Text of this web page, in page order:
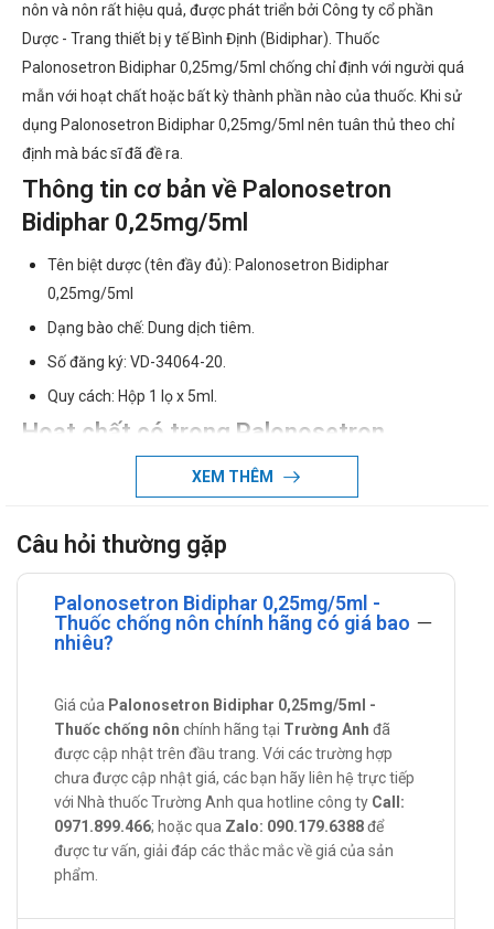
nôn và nôn rất hiệu quả, được phát triển bởi Công ty cổ phần
Dược - Trang thiết bị y tế Bình Định (Bidiphar). Thuốc
Palonosetron Bidiphar 0,25mg/5ml chống chỉ định với người quá
mẫn với hoạt chất hoặc bất kỳ thành phần nào của thuốc. Khi sử
dụng Palonosetron Bidiphar 0,25mg/5ml nên tuân thủ theo chỉ
định mà bác sĩ đã đề ra.
Thông tin cơ bản về Palonosetron
Bidiphar 0,25mg/5ml
Tên biệt dược (tên đầy đủ): Palonosetron Bidiphar
0,25mg/5ml
Dạng bào chế: Dung dịch tiêm.
Số đăng ký: VD-34064-20.
Quy cách: Hộp 1 lọ x 5ml.
Hoạt chất có trong Palonosetron
Bidiphar 0,25mg/5ml
Một số thông tin về thành phần của
Palonosetron Bidiphar 0,25mg/5ml
Palonosetron là một chất đối kháng thụ thể 5-
hydroxytryptamine 3 (5-HT 3 ) chọn lọc có ít hoặc không có ái
1A ; 5-HT 1B / C ; 5-HT 2 ; đối với α 1- , α 2- , hoặc β-
adrenoreceptors; cho dopamine-D 2 ; hoặc cho histamine-H 1
; benzodiazepin; độc tố picrotoxin hoặc opioid.
Tác dụng - Chỉ định của Palonosetron
Bidiphar 0,25mg/5ml
Buồn nôn và nôn do hóa trị liệu:
XEM THÊM
Câu hỏi thường gặp
Palonosetron Bidiphar 0,25mg/5ml -
Thuốc chống nôn chính hãng có giá bao
nhiêu?
Giá của Palonosetron Bidiphar 0,25mg/5ml -
Thuốc chống nôn chính hãng tại Trường Anh đã
được cập nhật trên đầu trang. Với các trường hợp
chưa được cập nhật giá, các bạn hãy liên hệ trực tiếp
với Nhà thuốc Trường Anh qua hotline công ty Call:
0971.899.466; hoặc qua Zalo: 090.179.6388để
được tư vấn, giải đáp các thắc mắc về giá của sản
phẩm.